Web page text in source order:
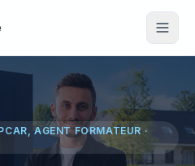
AGENT FORMATEUR ·